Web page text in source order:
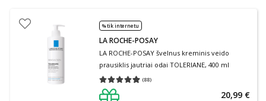
% tik internetu
LA ROCHE-POSAY
LA ROCHE-POSAY švelnus kreminis veido
prausiklis jautriai odai TOLERIANE, 400 ml
(88)
Vidutinis įvertinimas 4.91
20,99 €